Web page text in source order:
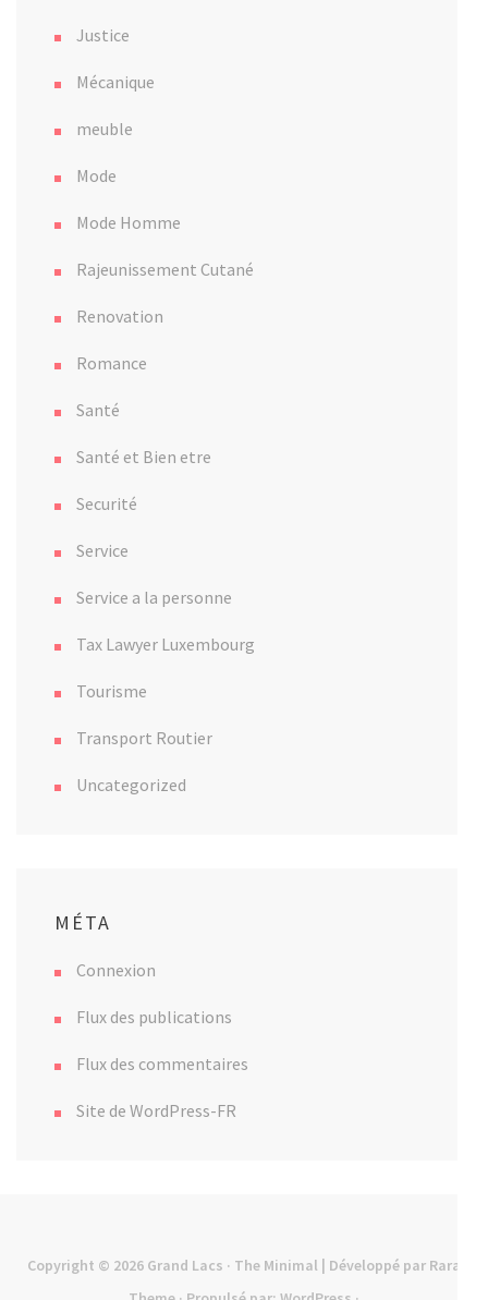
Justice
Mécanique
meuble
Mode
Mode Homme
Rajeunissement Cutané
Renovation
Romance
Santé
Santé et Bien etre
Securité
Service
Service a la personne
Tax Lawyer Luxembourg
Tourisme
Transport Routier
Uncategorized
MÉTA
Connexion
Flux des publications
Flux des commentaires
Site de WordPress-FR
Copyright © 2026 Grand Lacs · The Minimal | Développé par Rara